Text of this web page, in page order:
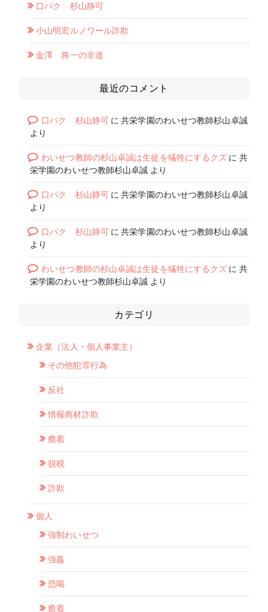
口パク 杉山静可
小山明宏ルノワール詐欺
金澤 将一の非道
最近のコメント
口パク 杉山静可に共栄学園のわいせつ教師杉山卓誠
より
わいせつ教師の杉山卓誠は生徒を犠牲にするクズ に 共
栄学園のわいせつ教師杉山卓誠 より
口パク 杉山静可に共栄学園のわいせつ教師杉山卓誠
より
口パク 杉山静可に共栄学園のわいせつ教師杉山卓誠
より
わいせつ教師の杉山卓誠は生徒を犠牲にするクズ に 共
栄学園のわいせつ教師杉山卓誠 より
カテゴリ
企業（法人・個人事業主）
その他犯罪行為
反社
情報商材詐欺
癒着
脱税
詐欺
個人
強制わいせつ
強姦
恐喝
癒着